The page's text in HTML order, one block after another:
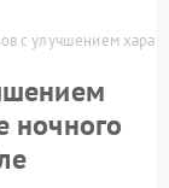
с улучшением
ночного